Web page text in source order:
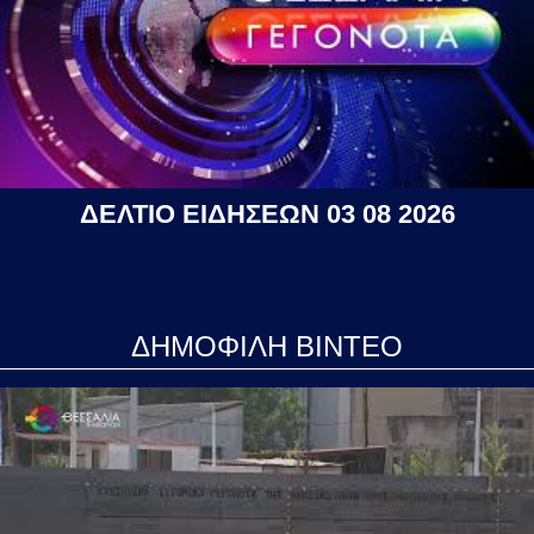
ΔΕΛΤΙΟ ΕΙΔΗΣΕΩΝ 03 08 2026
ΔΗΜΟΦΙΛΗ ΒΙΝΤΕΟ